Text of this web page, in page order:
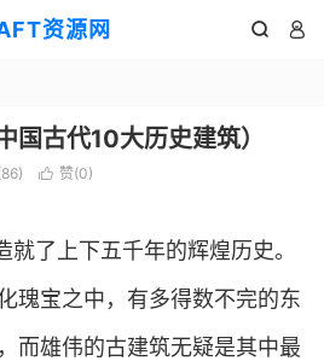
资源网  
国古代10大历史建筑）
86)  赞(0)
就了上下五千年的辉煌历史。
瑰宝之中，有多得数不完的东
而雄伟的古建筑无疑是其中最